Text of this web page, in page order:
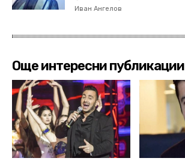
Иван Ангелов
Още интересни публикации